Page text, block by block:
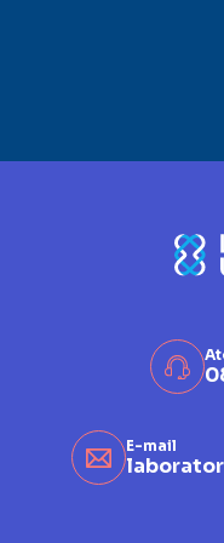
E-mail